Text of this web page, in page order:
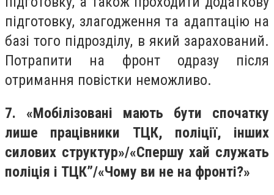
підготовку, злагодження та адаптацію на
базі того підрозділу, в який зарахований.
Потрапити на фронт одразу після
отримання повістки неможливо.
7. «Мобілізовані мають бути спочатку
лише працівники ТЦК, поліції, інших
силових структур»/«Спершу хай служать
поліція і ТЦК”/«Чому ви не на фронті?»